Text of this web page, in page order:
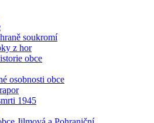
soukromí
z hor
obce
osobnosti obce
1945